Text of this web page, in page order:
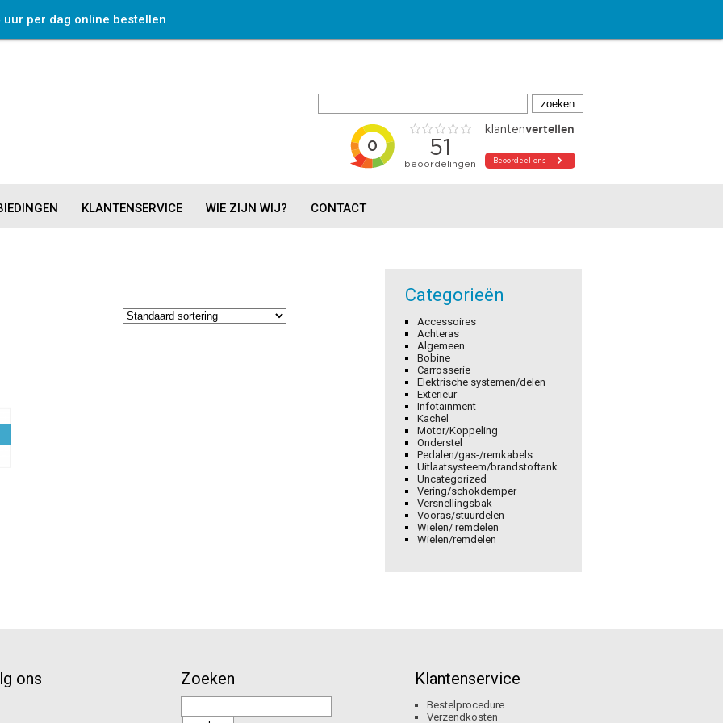
uur per dag online bestellen
KLANTENSERVICE WIE ZIJN WIJ? CONTACT
Categorieën
Accessoires
Achteras
Algemeen
Bobine
Carrosserie
Elektrische systemen/delen
Exterieur
Infotainment
Kachel
Motor/Koppeling
Onderstel
Pedalen/gas-/remkabels
Uitlaatsysteem/brandstoftank
Uncategorized
Vering/schokdemper
Versnellingsbak
Vooras/stuurdelen
Wielen/ remdelen
Wielen/remdelen
ons Zoeken Klantenservice
Bestelprocedure
Verzendkosten